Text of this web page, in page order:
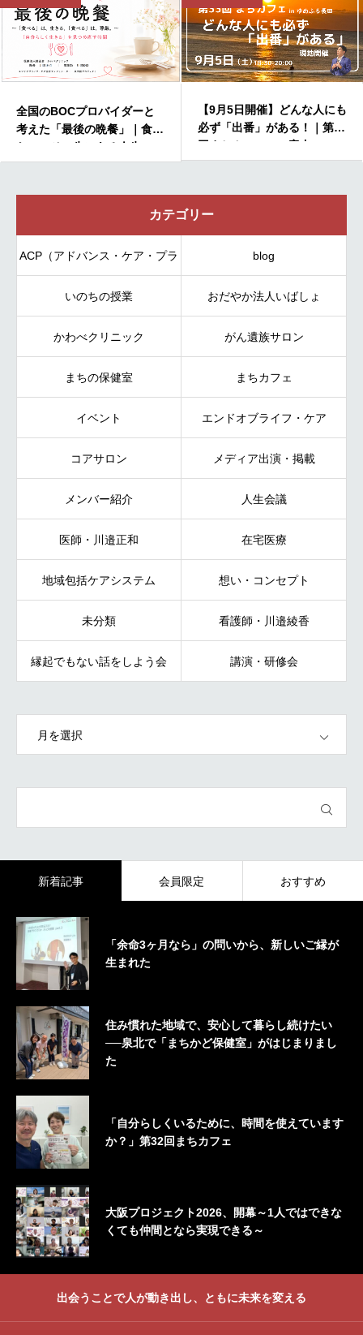
全国のBOCプロバイダーと
考えた「最後の晩餐」｜食べ
たい、その先にある人生
【9月5日開催】どんな人にも
必ず「出番」がある！｜第33
回まちカフェのご案内
カテゴリー
ACP（アドバンス・ケア・プラ
ンニング）
blog
いのちの授業 おだやか法人いばしょ
かわべクリニック がん遺族サロン
まちの保健室 まちカフェ
イベント エンドオブライフ・ケア
コアサロン メディア出演・掲載
メンバー紹介 人生会議
医師・川邉正和 在宅医療
地域包括ケアシステム 想い・コンセプト
未分類 看護師・川邉綾香
縁起でもない話をしよう会 講演・研修会
新着記事 会員限定 おすすめ
「余命3ヶ月なら」の問いから、新しいご縁が
生まれた
住み慣れた地域で、安心して暮らし続けたい
──泉北で「まちかど保健室」がはじまりまし
た
「自分らしくいるために、時間を使えています
か？」第32回まちカフェ
大阪プロジェクト2026、開幕～1人ではできな
くても仲間となら実現できる～
出会うことで人が動き出し、ともに未来を変える